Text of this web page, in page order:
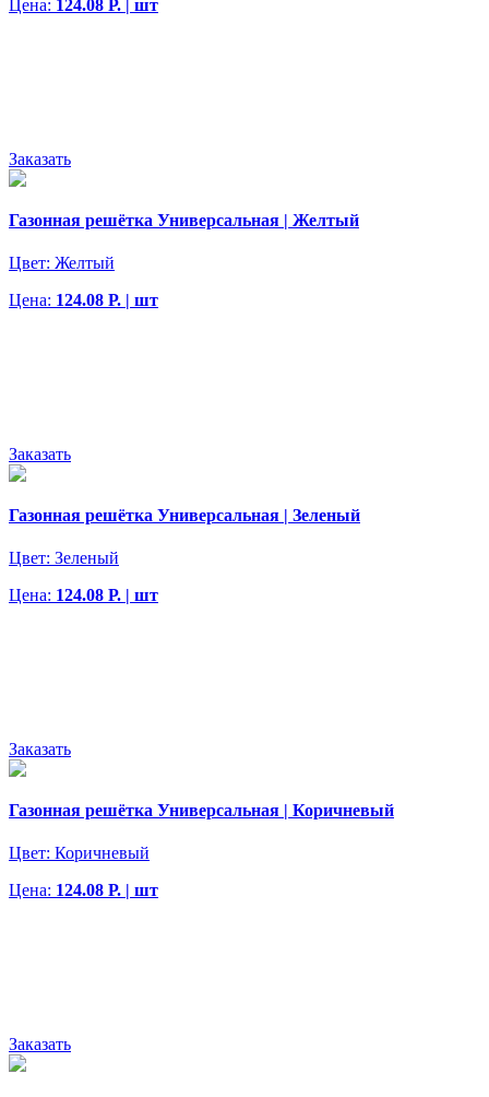
Цена: 124.08 Р. | шт
Заказать
Газонная решётка Универсальная | Желтый
Цвет: Желтый
Цена: 124.08 Р. | шт
Заказать
Газонная решётка Универсальная | Зеленый
Цвет: Зеленый
Цена: 124.08 Р. | шт
Заказать
Газонная решётка Универсальная | Коричневый
Цвет: Коричневый
Цена: 124.08 Р. | шт
Заказать